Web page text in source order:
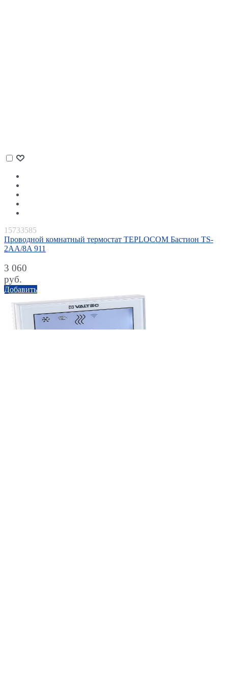
15733585
Проводной комнатный термостат TEPLOCOM Бастион TS-
2AA/8A 911
3 060
руб.
Добавить